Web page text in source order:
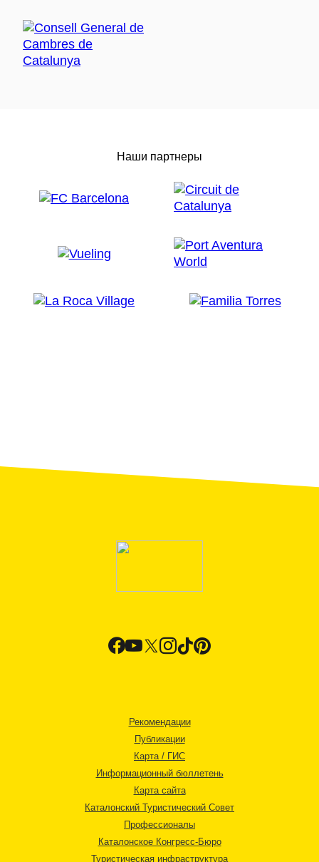
Наши партнеры
Рекомендации
Публикации
Карта / ГИС
Информационный бюллетень
Карта сайта
Каталонский Туристический Совет
Профессионалы
Каталонское Конгресс-Бюро
Туристическая инфраструктура